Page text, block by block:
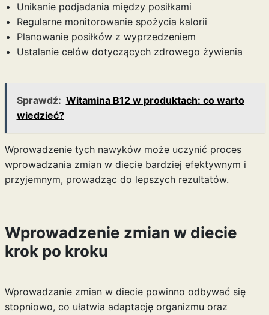
Unikanie podjadania między posiłkami
Regularne monitorowanie spożycia kalorii
Planowanie posiłków z wyprzedzeniem
Ustalanie celów dotyczących zdrowego żywienia
Sprawdź: Witamina B12 w produktach: co warto
wiedzieć?
Wprowadzenie tych nawyków może uczynić proces
wprowadzania zmian w diecie bardziej efektywnym i
przyjemnym, prowadząc do lepszych rezultatów.
Wprowadzenie zmian w diecie
krok po kroku
Wprowadzanie zmian w diecie powinno odbywać się
stopniowo, co ułatwia adaptację organizmu oraz